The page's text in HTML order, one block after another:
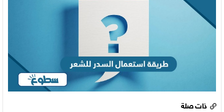
ذات صلة